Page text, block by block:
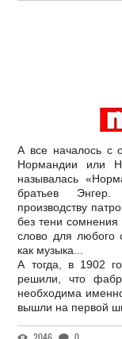
А все началось с
Нормандии или
называлась
братьев
производству
без тени
слово для любого
как музыка...
А тогда, в 1902
решили, что
необходима
вышли на первой